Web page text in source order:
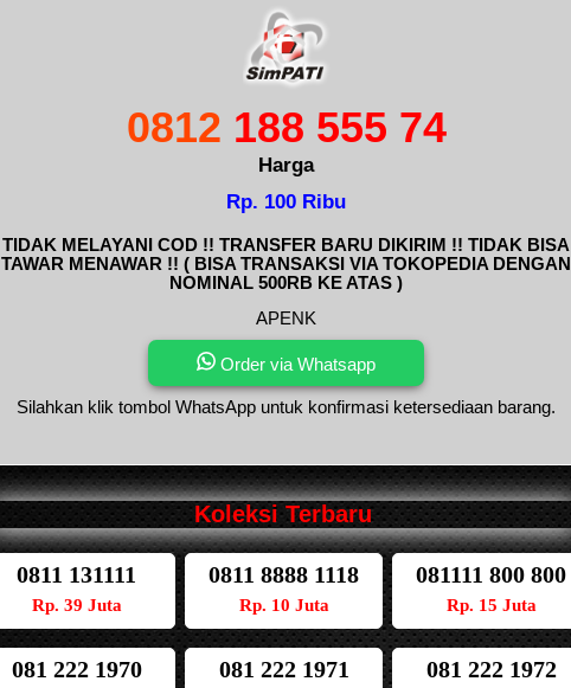
0812 188 555 74
Harga
Rp. 100 Ribu
TIDAK MELAYANI COD !! TRANSFER BARU DIKIRIM !! TIDAK BISA
TAWAR MENAWAR !! ( BISA TRANSAKSI VIA TOKOPEDIA DENGAN
NOMINAL 500RB KE ATAS )
APENK
Order via Whatsapp
Silahkan klik tombol WhatsApp untuk konfirmasi ketersediaan barang.
Koleksi Terbaru
0811 131111
Rp. 39 Juta
0811 8888 1118
Rp. 10 Juta
081111 800 800
Rp. 15 Juta
081 222 1970 081 222 1971 081 222 1972